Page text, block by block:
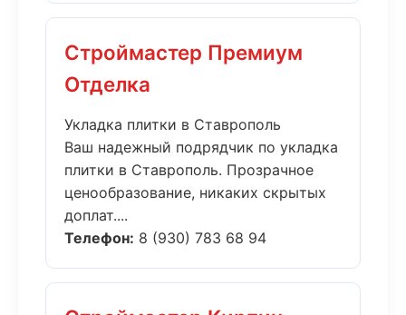
Строймастер Премиум
Отделка
Укладка плитки в Ставрополь
Ваш надежный подрядчик по укладка
плитки в Ставрополь. Прозрачное
ценообразование, никаких скрытых
доплат....
Телефон: 8 (930) 783 68 94